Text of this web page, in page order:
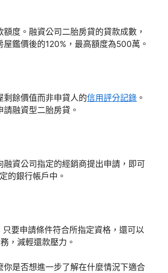
度。融資公司二胎房貸的貸款成數，
鑑價後的120%，最高額度為500萬。
剩餘價值而非申貸人的信用評分記錄 。
融資型二胎房貸。
資公司指定的經銷商提出申請，即可
的銀行帳戶中。
要申請條件符合所指定資格，還可以
，減輕還款壓力。
是否想進一步了解在什麼情況下適合